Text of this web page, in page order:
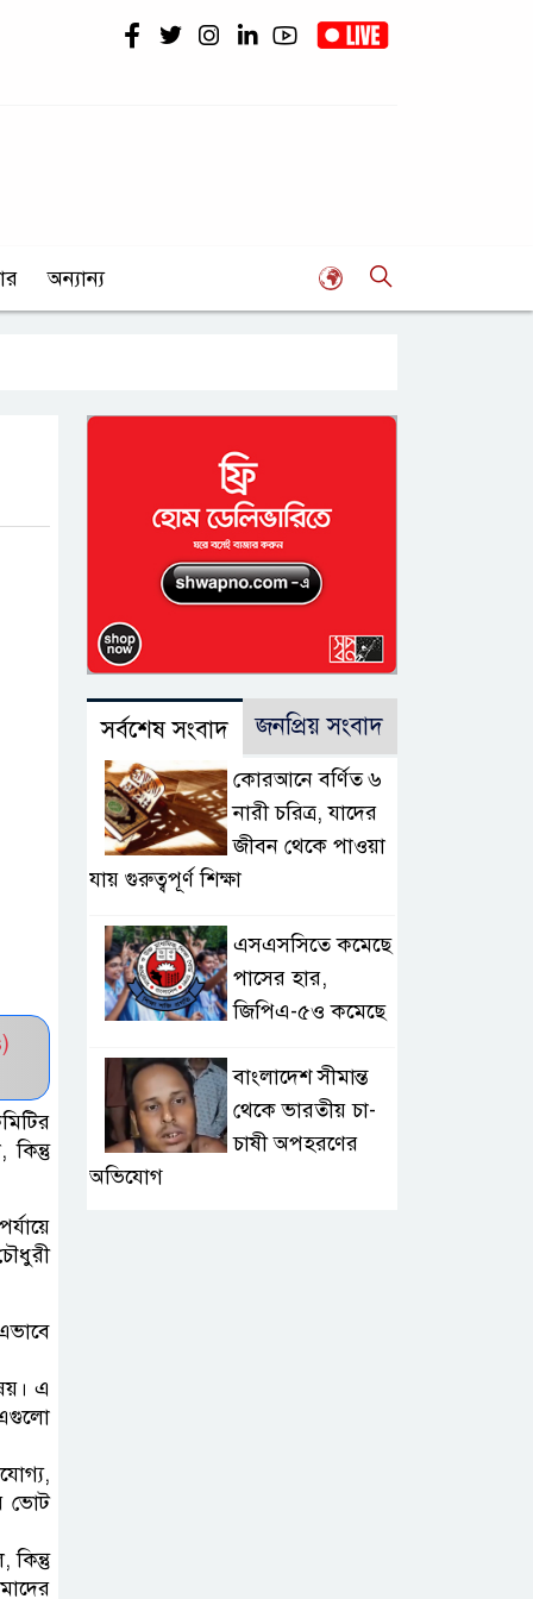
অন্যান্য
এ
ভোট
কিন্তু
সর্বশেষ সংবাদ জনপ্রিয় সংবাদ
কোরআনে বর্ণিত ৬
নারী চরিত্র, যাদের
জীবন থেকে পাওয়া
যায় গুরুত্বপূর্ণ শিক্ষা
এসএসসিতে কমেছে
পাসের হার,
জিপিএ-৫ও কমেছে
বাংলাদেশ সীমান্ত
থেকে ভারতীয় চা-
চাষী অপহরণের
অভিযোগ